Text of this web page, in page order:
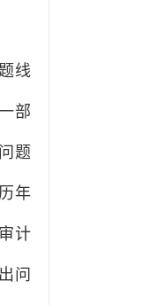
线
部
题
年
计
问